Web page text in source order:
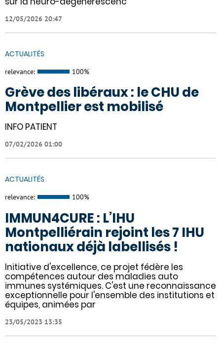
12/05/2026 20:47
ACTUALITÉS
relevance: 100%
Grève des libéraux : le CHU de
Montpellier est mobilisé
INFO PATIENT
07/02/2026 01:00
ACTUALITÉS
relevance: 100%
IMMUN4CURE : L’IHU
Montpelliérain rejoint les 7 IHU
nationaux déjà labellisés !
Initiative d'excellence, ce projet fédère les
compétences autour des maladies auto
immunes systémiques. C'est une reconnaissance
exceptionnelle pour l'ensemble des institutions et
équipes, animées par
23/05/2023 13:35